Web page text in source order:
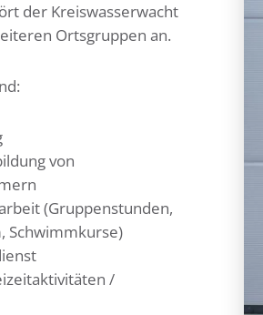
der Kreiswasserwacht
Ortsgruppen an.
von
(Gruppenstunden,
Schwimmkurse)
/